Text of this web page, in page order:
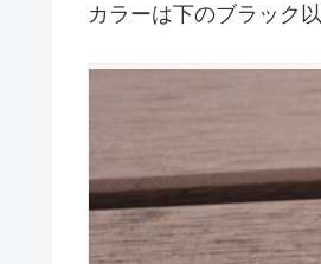
カラーは下のブラック